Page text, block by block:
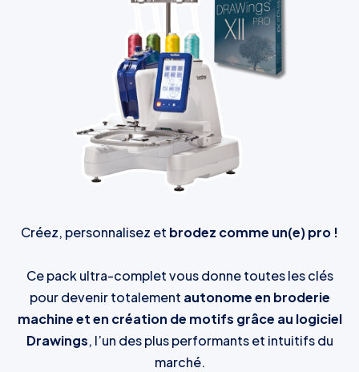
Créez, personnalisez et brodez comme un(e) pro !
Ce pack ultra-complet vous donne toutes les clés
pour devenir totalement autonome en broderie
machine et en création de motifs grâce au logiciel
Drawings, l’un des plus performants et intuitifs du
marché.